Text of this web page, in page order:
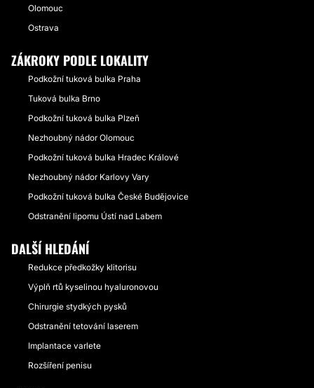
Olomouc
Ostrava
ZÁKROKY PODLE LOKALITY
Podkožní tuková bulka Praha
Tuková bulka Brno
Podkožní tuková bulka Plzeň
Nezhoubný nádor Olomouc
Podkožní tuková bulka Hradec Králové
Nezhoubný nádor Karlovy Vary
Podkožní tuková bulka České Budějovice
Odstranění lipomu Ústí nad Labem
DALŠÍ HLEDÁNÍ
Redukce předkožky klitorisu
Výplň rtů kyselinou hyaluronovou
Chirurgie stydkých pysků
Odstranění tetování laserem
Implantace varlete
Rozšíření penisu